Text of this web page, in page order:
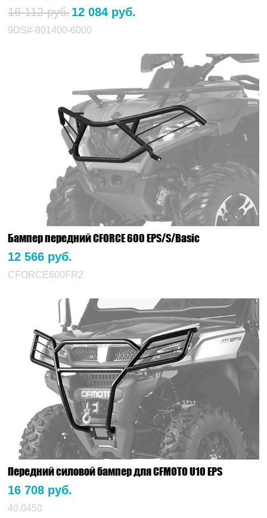
16 112 руб.12 084 руб.
9DS#-801400-6000
Бампер передний CFORCE 600 EPS/S/Basic
12 566 руб.
CFORCE600FR2
Передний силовой бампер для CFMOTO U10 EPS
16 708 руб.
40.0450